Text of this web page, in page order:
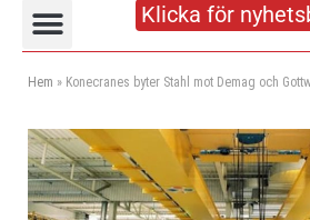
Klicka för
Hem » Konecranes byter Stahl mot Demag och